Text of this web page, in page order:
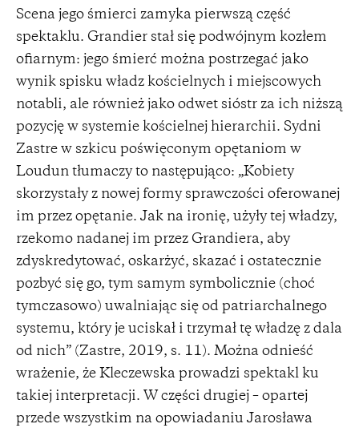
Scena jego śmierci zamyka pierwszą część
spektaklu. Grandier stał się podwójnym kozłem
ofiarnym: jego śmierć można postrzegać jako
wynik spisku władz kościelnych i miejscowych
notabli, ale również jako odwet sióstr za ich niższą
pozycję w systemie kościelnej hierarchii. Sydni
Zastre w szkicu poświęconym opętaniom w
Loudun tłumaczy to następująco: „Kobiety
skorzystały z nowej formy sprawczości oferowanej
im przez opętanie. Jak na ironię, użyły tej władzy,
rzekomo nadanej im przez Grandiera, aby
zdyskredytować, oskarżyć, skazać i ostatecznie
pozbyć się go, tym samym symbolicznie (choć
tymczasowo) uwalniając się od patriarchalnego
systemu, który je uciskał i trzymał tę władzę z dala
od nich” (Zastre, 2019, s. 11). Można odnieść
wrażenie, że Kleczewska prowadzi spektakl ku
takiej interpretacji. W części drugiej – opartej
przede wszystkim na opowiadaniu Jarosława